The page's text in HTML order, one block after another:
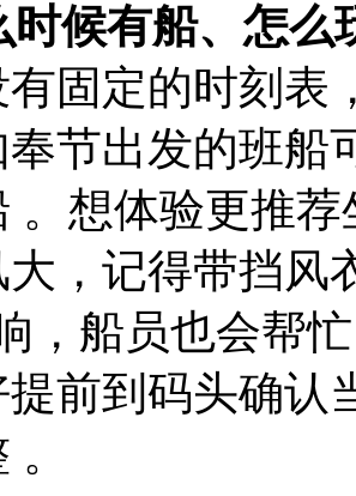
时候有船、怎么
固定的时刻表
节出发的班船
。‌想体验更推
，记得带挡风
，船员也会帮
前到码头确认